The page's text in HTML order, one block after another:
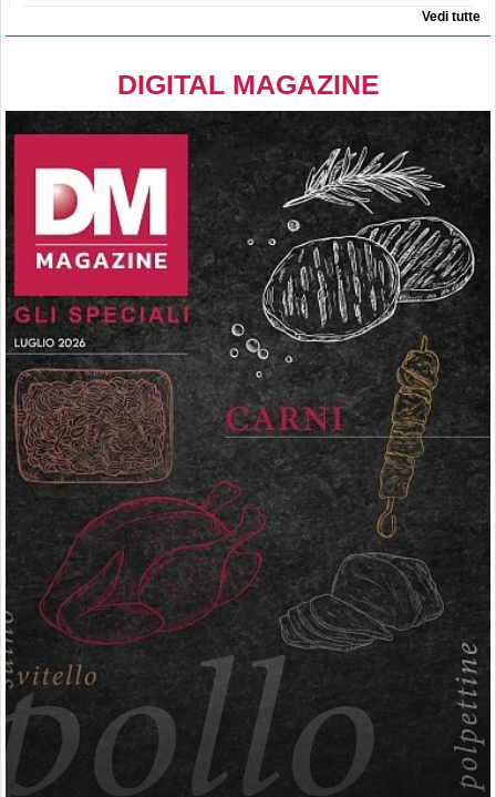
Vedi tutte
DIGITAL MAGAZINE